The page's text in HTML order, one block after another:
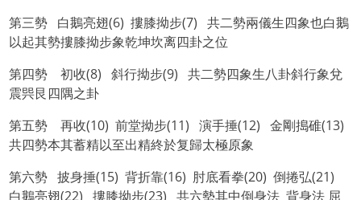
第三勢 白鵝亮翅(6) 摟膝拗步(7) 共二勢兩儀生四象也白鵝
以起其勢摟膝拗步象乾坤坎离四卦之位
第四勢 初收(8) 斜行拗步(9) 共二勢四象生八卦斜行象兌
震巺艮四隅之卦
第五勢 再收(10) 前堂拗步(11) 演手捶(12) 金剛搗碓(13)
共四勢本其蓄精以至出精終於复歸太極原象
第六勢 披身捶(15) 背折靠(16) 肘底看拳(20) 倒捲弘(21)
白鵝亮翅(22) 摟膝拗步(23) 共六勢其中倒身法 背身法 屈